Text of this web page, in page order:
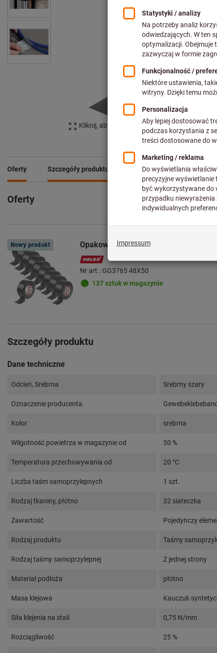
Kliknij, aby powiększyć obraz
Oferty Szczegóły produktu Opis Pliki do
Oferty
Nowy produkt Opakowanie ekonomiczne, tekstylna
Nr art.: GG3765 48X50
137 sztuk w magazynie
Szczegóły produktu
Dane techniczne
Odcień, Srebrna Srebrny szary
Oznaczenie producenta Gewebeklebeband
Kolor srebrna
Wilgotność powietrza w magazynie od 50 %
Temperatura przechowywania od 20 °C
Liczba taśm samoprzylepnych 1 szt.
Rodzaj tkaniny, płótno 32 siateczka
Zawartość Pojedynczy
Rodzaj produktu Taśmy
Rodzaj taśmy samoprzylepnej Z jednej strony
Materiał podłoża płótno
Masa klejowa Kauczuk
Siła klejenia na stali 0,75 N/mm
Rozciągliwość 25 %